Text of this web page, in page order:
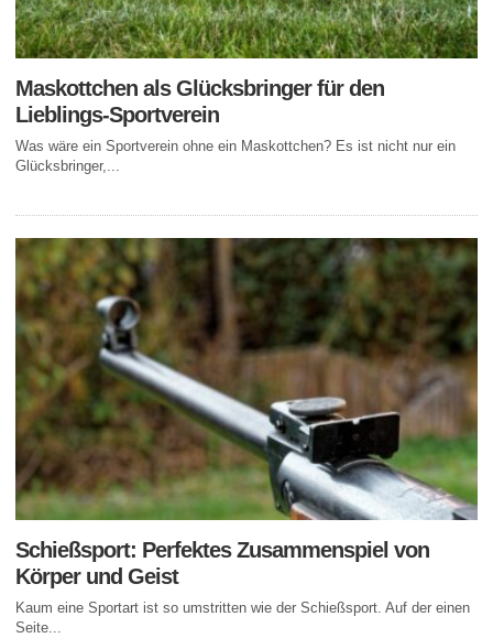
Maskottchen als Glücksbringer für den
Lieblings-Sportverein
Was wäre ein Sportverein ohne ein Maskottchen? Es ist nicht nur ein
Glücksbringer,...
Schießsport: Perfektes Zusammenspiel von
Körper und Geist
Kaum eine Sportart ist so umstritten wie der Schießsport. Auf der einen
Seite...